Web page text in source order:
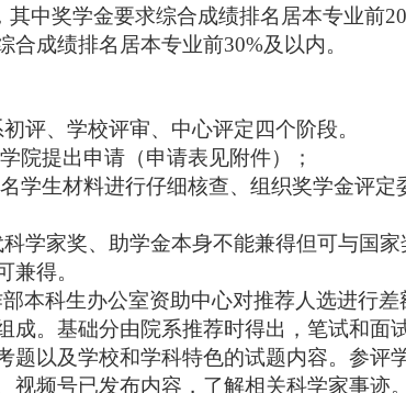
其中奖学金要求综合成绩排名居本专业前
合成绩排名居本专业前30%及以内。
评、学校评审、中心评定四个阶段。
院提出申请（申请表见附件）；
学生材料进行仔细核查、组织奖学金评定
学家奖、助学金本身不能兼得但可与国
兼得。
部本科生办公室资助中心对推荐人选进行
成。基础分由院系推荐时得出，笔试和面
题以及学校和学科特色的试题内容。参评
视频号已发布内容，了解相关科学家事迹。